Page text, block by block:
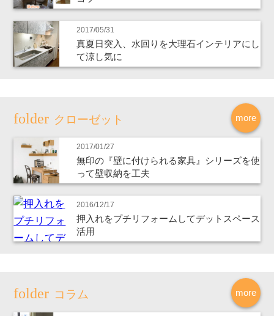
2017/05/31
真夏日突入、水回りを大理石インテリアにし
て涼し気に
more
クローゼット
2017/01/27
無印の『壁に付けられる家具』シリーズを使
って壁収納を工夫
2016/12/17
押入れをプチリフォームしてデットスペース
活用
more
コラム